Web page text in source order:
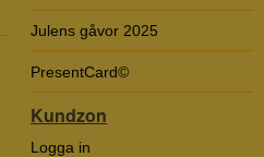
Julens gåvor 2025
PresentCard©
Kundzon
Logga in